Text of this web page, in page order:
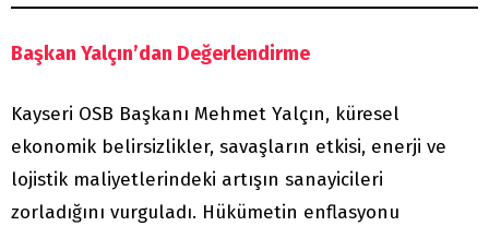
Başkan Yalçın’dan Değerlendirme
Kayseri OSB Başkanı Mehmet Yalçın, küresel
ekonomik belirsizlikler, savaşların etkisi, enerji ve
lojistik maliyetlerindeki artışın sanayicileri
zorladığını vurguladı. Hükümetin enflasyonu